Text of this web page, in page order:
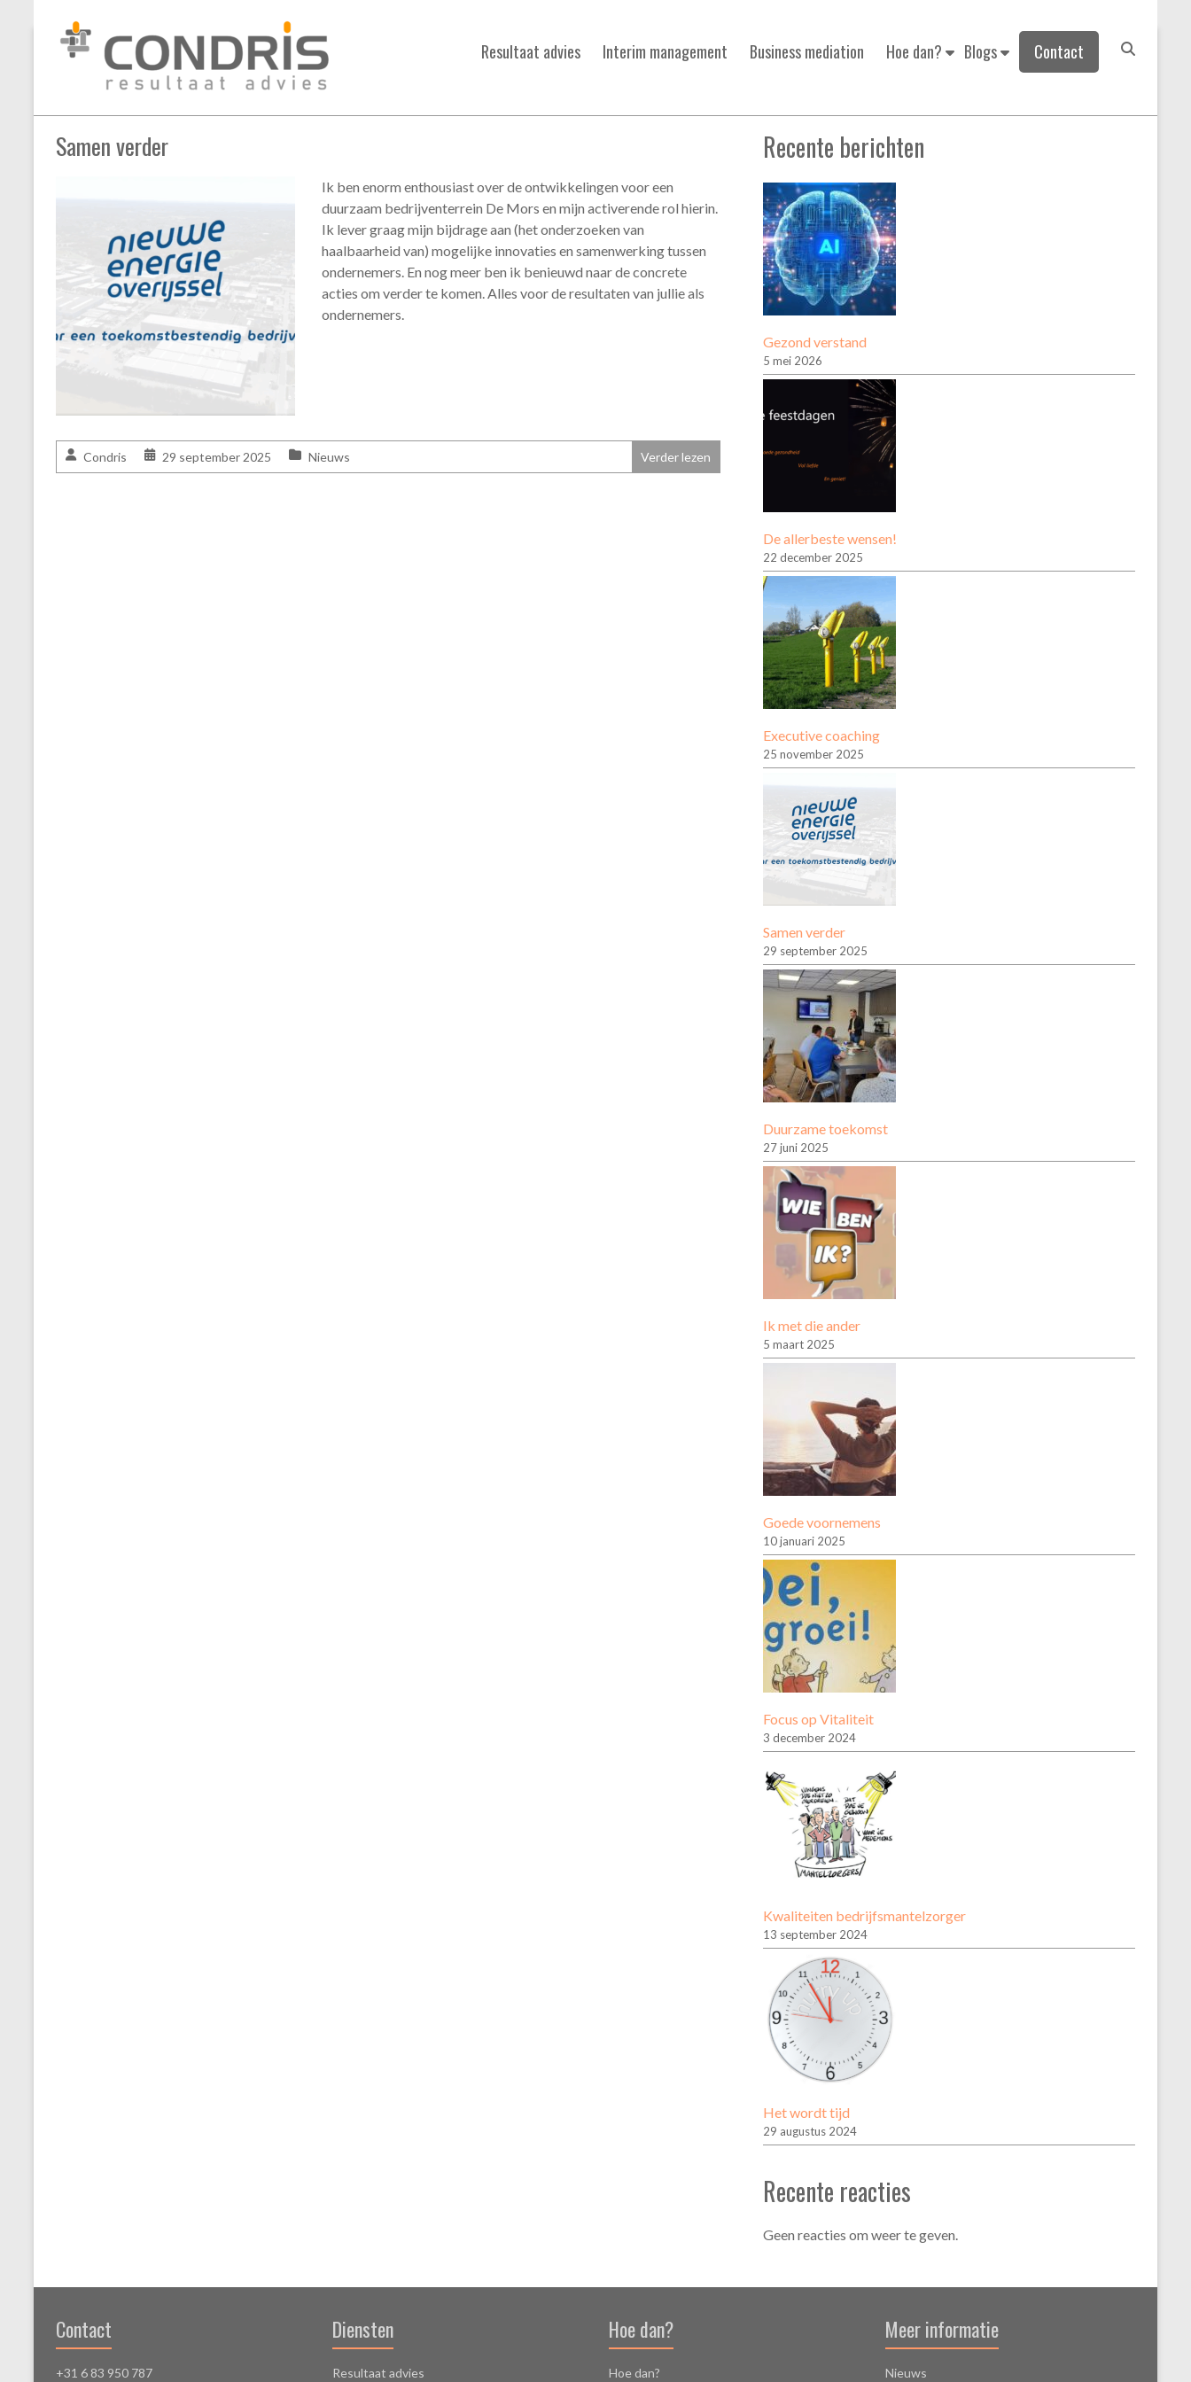
Condris
resultaat
advies
interim
management
business
Resultaat advies Interim management Business mediation Hoe dan? Blogs Contact
energietransitie U bent hier:Home »energietransitie
Samen verder
Ik ben enorm enthousiast over de ontwikkelingen voor een
duurzaam bedrijventerrein De Mors en mijn activerende rol hierin.
Ik lever graag mijn bijdrage aan (het onderzoeken van
haalbaarheid van) mogelijke innovaties en samenwerking tussen
ondernemers. En nog meer ben ik benieuwd naar de concrete
acties om verder te komen. Alles voor de resultaten van jullie als
ondernemers.
Condris 29 september 2025 Nieuws Verder lezen
Recente berichten
Gezond verstand
5 mei 2026
De allerbeste wensen!
22 december 2025
Executive coaching
25 november 2025
Samen verder
29 september 2025
Duurzame toekomst
27 juni 2025
Ik met die ander
5 maart 2025
Goede voornemens
10 januari 2025
Focus op Vitaliteit
3 december 2024
Kwaliteiten bedrijfsmantelzorger
13 september 2024
Het wordt tijd
29 augustus 2024
Recente reacties
Geen reacties om weer te geven.
Contact
+31 6 83 950 787
Diensten
Resultaat advies
Hoe dan?
Hoe dan?
Meer informatie
Nieuws